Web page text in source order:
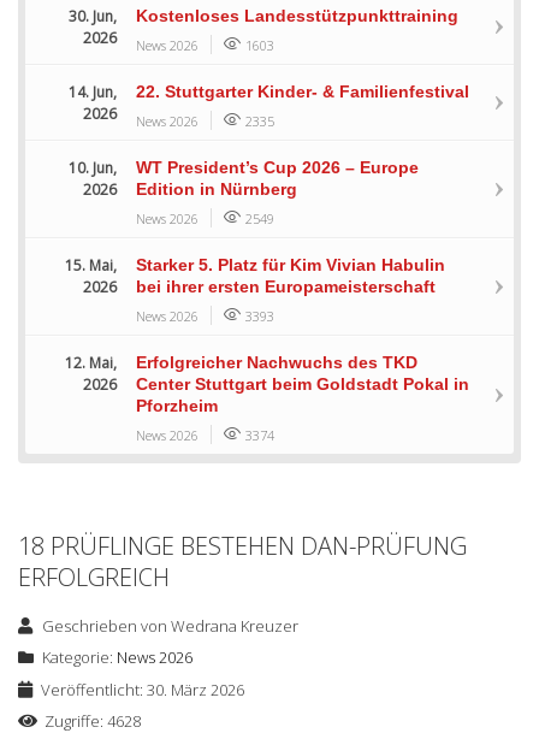
30. Jun,
2026
Kostenloses Landesstützpunkttraining
News 2026 1603
14. Jun,
2026
22. Stuttgarter Kinder- & Familienfestival
News 2026 2335
10. Jun,
2026
WT President’s Cup 2026 – Europe
Edition in Nürnberg
News 2026 2549
15. Mai,
2026
Starker 5. Platz für Kim Vivian Habulin
bei ihrer ersten Europameisterschaft
News 2026 3393
12. Mai,
2026
Erfolgreicher Nachwuchs des TKD
Center Stuttgart beim Goldstadt Pokal in
Pforzheim
News 2026 3374
18 PRÜFLINGE BESTEHEN DAN-PRÜFUNG
ERFOLGREICH
Geschrieben vonWedrana Kreuzer
Kategorie: News 2026
Veröffentlicht: 30. März 2026
Zugriffe: 4628